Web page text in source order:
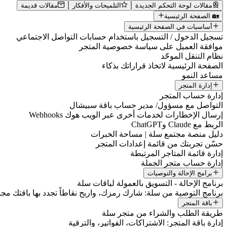
مقالات لوحة التحكم الجديدة التلميحات والأفكار
مقالات قديمة
🏡 الصفحة الرئيسية
أساسيات في الصفحة الرئيسية
تسجيل الدخول / التسجيل باستخدام حسابات التواصل الاجتماعي
موافقة العميل على سياسة خصوصية المتجر
نظام التنقل الموحّد
الصفحة الرئيسية لاتخاذ قراراتك بذكاء
مساعد النمو
إدارة المتجر
إدارة حساب المتجر
التواصل مع مسؤول/ مدير حساب باقة سبيشال
إرسال الإخطارات لخدمات أخرى عبر الويب هوك Webhooks
الربط مع Claude وChatGPT
دليل منصة مجتمع سلة | مساحة الخبرات
حسّن تجربتك من قائمة إعدادات المتجر
إدارة قائمة المتاجر المرتبطة
إدارة حساب متجر الجملة
برامج الإحالة والتوصيات
برنامج الإحالة - التسويق بالعمولة لباقات سلة
برنامج التوصية من سلة: شارك رمزك، واربح نقاطاً تجدد بها باقتك
باقة المتجر
طريقة الطلب والشراء من متجر سلة
إدارة باقة المتجر: الاشتراكات، الفواتير، والترقية